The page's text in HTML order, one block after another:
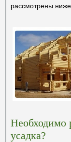
рассмотрены ниже.
Необходимо
усадка?